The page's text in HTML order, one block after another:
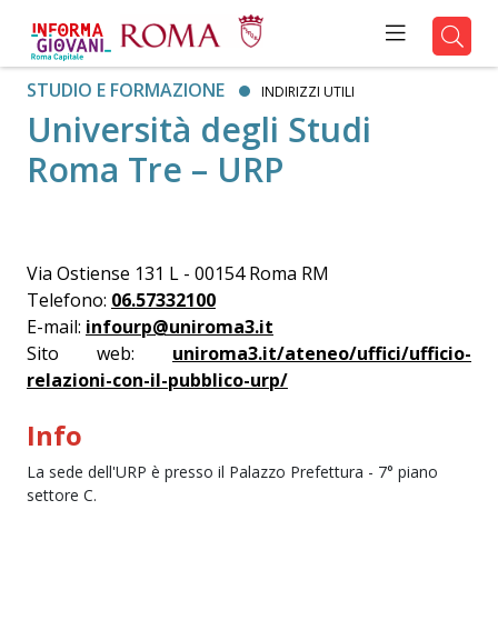
STUDIO E FORMAZIONE INDIRIZZI UTILI
Università degli Studi
Roma Tre – URP
Via Ostiense 131 L - 00154 Roma RM
Telefono: 06.57332100
E-mail: infourp@uniroma3.it
Sito web: uniroma3.it/ateneo/uffici/ufficio-
relazioni-con-il-pubblico-urp/
Info
La sede dell'URP è presso il Palazzo Prefettura - 7° piano
settore C.